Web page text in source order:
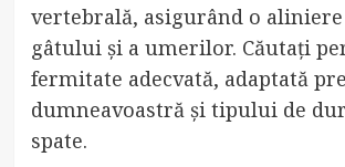
vertebrală, asigurând o
gâtului și a umerilor. Căutați
fermitate adecvată, adaptată
dumneavoastră și tipului de
spate.